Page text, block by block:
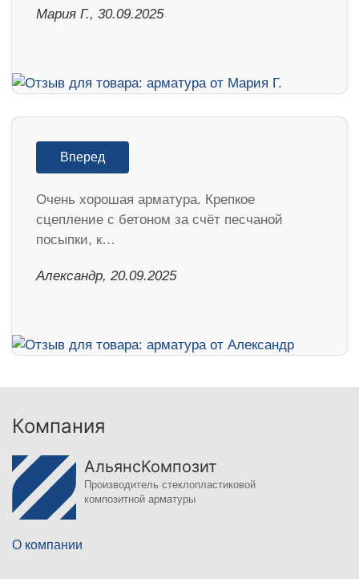
Мария Г., 30.09.2025
Вперед
Очень хорошая арматура. Крепкое
сцепление с бетоном за счёт песчаной
посыпки, к…
Александр, 20.09.2025
Компания
АльянсКомпозит
Производитель стеклопластиковой
композитной арматуры
О компании